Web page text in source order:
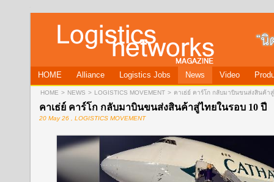
HOME Alliance Logistics Jobs News Video
HOME > NEWS > LOGISTICS MOVEMENT > คาเธ่ย์ คาร์โก กลับมาบินขนส่งสินค้า
คาเธ่ย์ คาร์โก กลับมาบินขนส่งสินค้าสู่ไทยในรอบ 10 ปี
20 May 26 , LOGISTICS MOVEMENT